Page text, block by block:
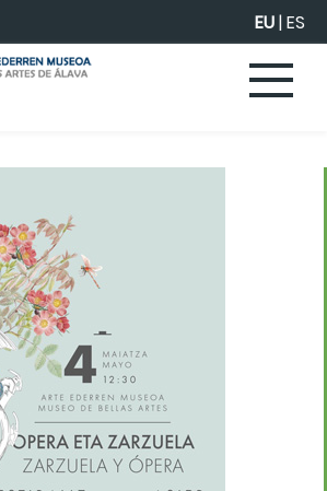
EU|ES